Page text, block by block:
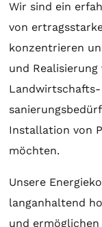
Wir sind ein
von
konzentrieren
und Realisierung
Installation von
möchten.
Unsere
langanhaltend
und